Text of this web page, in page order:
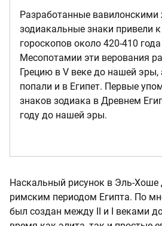
Разработанные
зодиакальные знаки привели
гороскопов около 420-410
Месопотамии эти верования
Грецию в V веке до нашей эры,
попали и в Египет. Первые
знаков зодиака в Древнем
году до нашей эры.
Наскальный рисунок в Эль-Хоше
римским периодом Египта. По
был создан между II и I веками